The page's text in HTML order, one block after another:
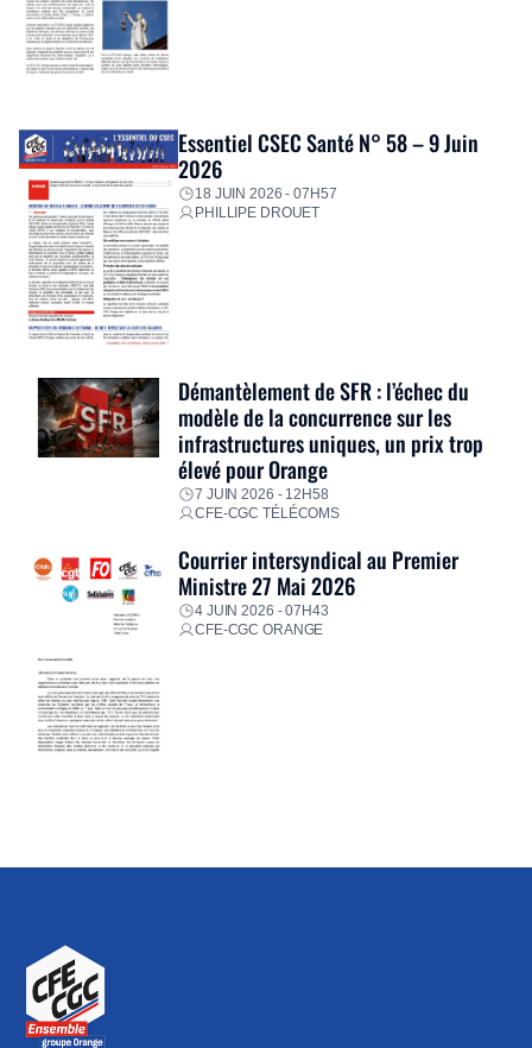
Essentiel CSEC Santé N° 58 – 9 Juin
2026
18 JUIN 2026 - 07H57
PHILLIPE DROUET
Démantèlement de SFR : l’échec du
modèle de la concurrence sur les
infrastructures uniques, un prix trop
élevé pour Orange
7 JUIN 2026 - 12H58
CFE-CGC TÉLÉCOMS
Courrier intersyndical au Premier
Ministre 27 Mai 2026
4 JUIN 2026 - 07H43
CFE-CGC ORANGE